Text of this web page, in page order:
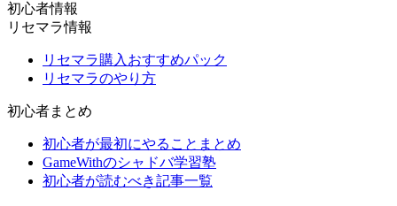
初心者情報
リセマラ情報
リセマラ購入おすすめパック
リセマラのやり方
初心者まとめ
初心者が最初にやることまとめ
GameWithのシャドバ学習塾
初心者が読むべき記事一覧